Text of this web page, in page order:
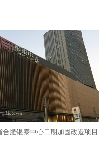
合肥银泰中心二期加固改造项目